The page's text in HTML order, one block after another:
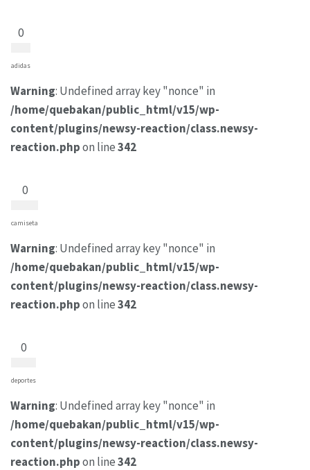
0
adidas
Warning: Undefined array key "nonce" in
/home/quebakan/public_html/v15/wp-
content/plugins/newsy-reaction/class.newsy-
reaction.phpon line342
0
camiseta
Warning: Undefined array key "nonce" in
/home/quebakan/public_html/v15/wp-
content/plugins/newsy-reaction/class.newsy-
reaction.phpon line342
0
deportes
Warning: Undefined array key "nonce" in
/home/quebakan/public_html/v15/wp-
content/plugins/newsy-reaction/class.newsy-
reaction.phpon line342